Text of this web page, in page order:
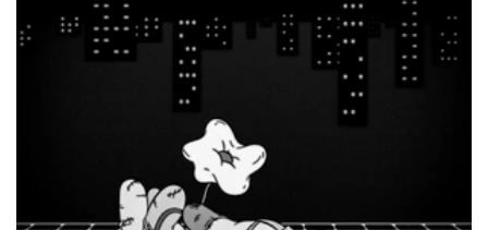
Lonely Zombie Wonderland
I Don't Like Mondays.